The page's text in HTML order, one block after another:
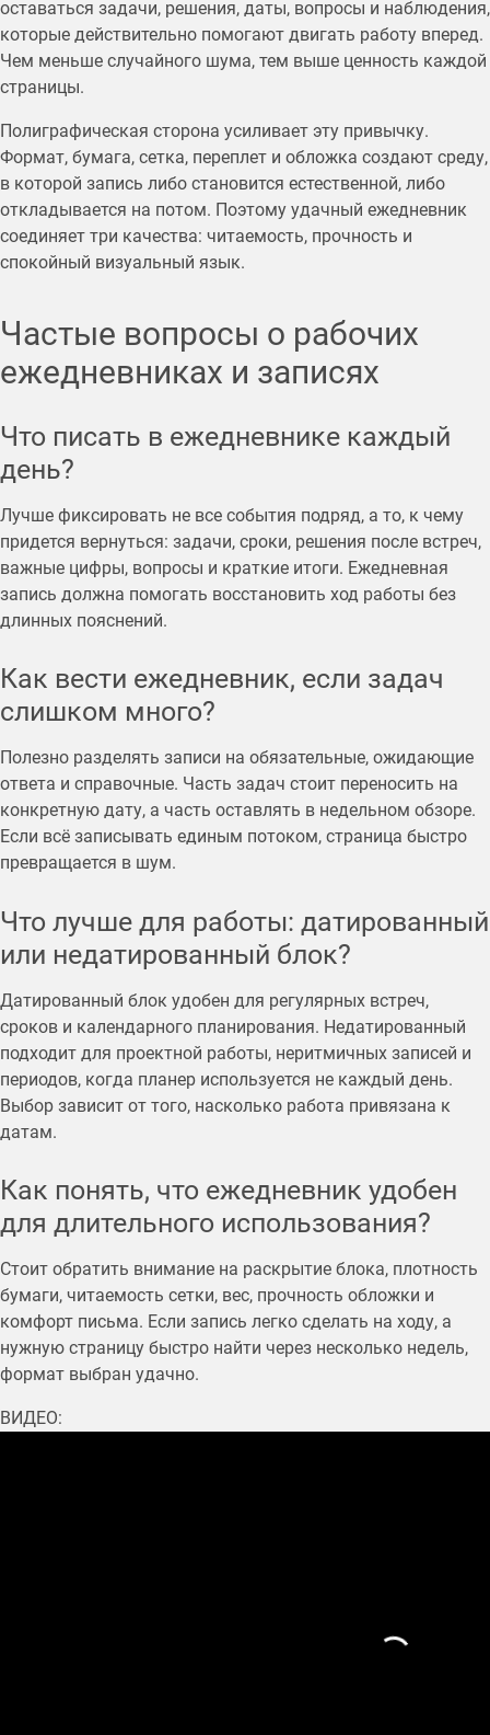
оставаться задачи, решения, даты, вопросы и наблюдения,
которые действительно помогают двигать работу вперед.
Чем меньше случайного шума, тем выше ценность каждой
страницы.
Полиграфическая сторона усиливает эту привычку.
Формат, бумага, сетка, переплет и обложка создают среду,
в которой запись либо становится естественной, либо
откладывается на потом. Поэтому удачный ежедневник
соединяет три качества: читаемость, прочность и
спокойный визуальный язык.
Частые вопросы о рабочих
ежедневниках и записях
Что писать в ежедневнике каждый
день?
Лучше фиксировать не все события подряд, а то, к чему
придется вернуться: задачи, сроки, решения после встреч,
важные цифры, вопросы и краткие итоги. Ежедневная
запись должна помогать восстановить ход работы без
длинных пояснений.
Как вести ежедневник, если задач
слишком много?
Полезно разделять записи на обязательные, ожидающие
ответа и справочные. Часть задач стоит переносить на
конкретную дату, а часть оставлять в недельном обзоре.
Если всё записывать единым потоком, страница быстро
превращается в шум.
Что лучше для работы: датированный
или недатированный блок?
Датированный блок удобен для регулярных встреч,
сроков и календарного планирования. Недатированный
подходит для проектной работы, неритмичных записей и
периодов, когда планер используется не каждый день.
Выбор зависит от того, насколько работа привязана к
датам.
Как понять, что ежедневник удобен
для длительного использования?
Стоит обратить внимание на раскрытие блока, плотность
бумаги, читаемость сетки, вес, прочность обложки и
комфорт письма. Если запись легко сделать на ходу, а
нужную страницу быстро найти через несколько недель,
формат выбран удачно.
ВИДЕО: